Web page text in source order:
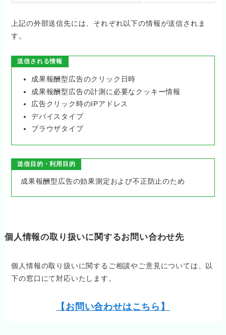
上記の外部送信先には、それぞれ以下の情報が送信されま
す。
送信される情報
成果報酬型広告のクリック日時
成果報酬型広告の計測に必要なクッキー情報
広告クリック時のIPアドレス
デバイスタイプ
ブラウザタイプ
送信目的・利用目的
成果報酬型広告の効果測定および不正防止のため
個人情報の取り扱いに関するお問い合わせ先
個人情報の取り扱いに関するご相談やご意見については、以
下の窓口にて対応いたします。
【お問い合わせはこちら】